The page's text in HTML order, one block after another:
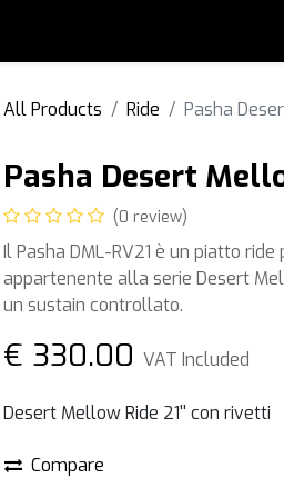
All Products Ride Pasha
Pasha Desert
(0 review)
Il Pasha DML-RV21 è un piatto
appartenente alla serie Desert
un sustain controllato.
€ 330.00 VAT Included
Desert Mellow Ride 21'' con rivetti
Compare